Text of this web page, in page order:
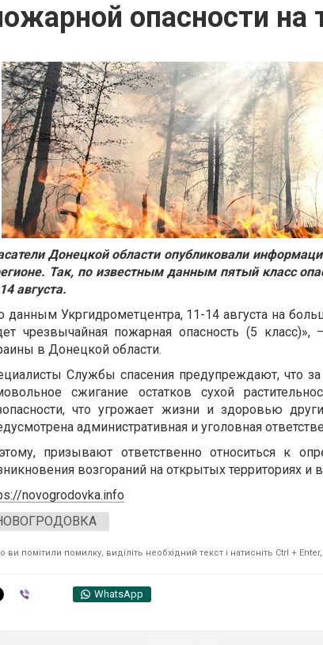
опасности на
Донецкой области опубликовали
Так, по известным данным пятый класс
августа.
данным Укргидрометцентра, 11-14 августа на
чрезвычайная пожарная опасность (5
в Донецкой области.
Службы спасения предупреждают, что
сжигание остатков сухой
что угрожает жизни и здоровью
административная и уголовная
призывают ответственно относиться к
возгораний на открытых территориях и
novogrodovka.info
ви помітили помилку, виділіть необхідний текст і натисніть Ctrl +
WhatsApp